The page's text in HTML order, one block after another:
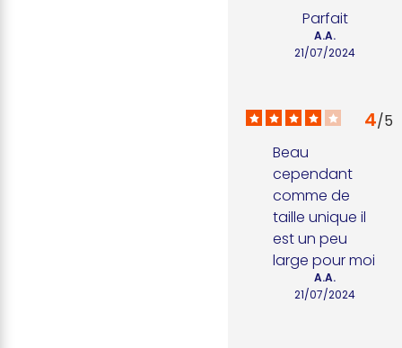
Parfait
21/07/2024
A.A.
4/5
Beau
cependant
comme de
taille unique il
est un peu
large pour moi
21/07/2024
A.A.